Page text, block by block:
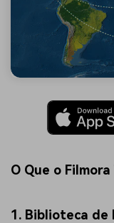
O Que o
1. Biblioteca de